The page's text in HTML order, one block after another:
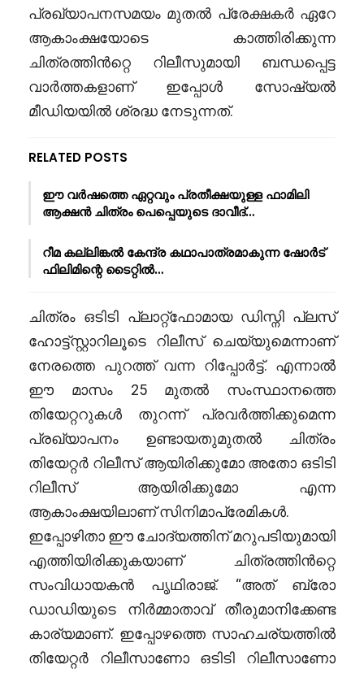
പ്രഖ്യാപനസമയം മുതൽ പ്രേക്ഷകർ ഏറേ
ആകാംക്ഷയോടെ കാത്തിരിക്കുന്ന
ചിത്രത്തിൻറ്റെ റിലീസുമായി ബന്ധപ്പെട്ട
വാർത്തകളാണ് ഇപ്പോൾ സോഷ്യൽ
മീഡിയയിൽ ശ്രദ്ധ നേടുന്നത്.
RELATED POSTS
ഈ വർഷത്തെ ഏറ്റവും പ്രതീക്ഷയുള്ള ഫാമിലി
ആക്ഷൻ ചിത്രം പെപ്പെയുടെ ദാവീദ്…
റീമ കല്ലിങ്കൽ കേന്ദ്ര കഥാപാത്രമാകുന്ന ഷോർട്
ഫിലിമിന്റെ ടൈറ്റിൽ…
ചിത്രം ഒടിടി പ്ലാറ്റ്ഫോമായ ഡിസ്നി പ്ലസ്
ഹോട്ട്സ്റ്റാറിലൂടെ റിലീസ് ചെയ്യുമെന്നാണ്
നേരത്തെ പുറത്ത് വന്ന റിപ്പോർട്ട്. എന്നാൽ
ഈ മാസം 25 മുതൽ സംസ്ഥാനത്തെ
തിയേറ്ററുകൾ തുറന്ന് പ്രവർത്തിക്കുമെന്ന
പ്രഖ്യാപനം ഉണ്ടായതുമുതൽ ചിത്രം
തിയേറ്റർ റിലീസ് ആയിരിക്കുമോ അതോ ഒടിടി
റിലീസ് ആയിരിക്കുമോ എന്ന
ആകാംക്ഷയിലാണ് സിനിമാപ്രേമികൾ.
ഇപ്പോഴിതാ ഈ ചോദ്യത്തിന് മറുപടിയുമായി
എത്തിയിരിക്കുകയാണ് ചിത്രത്തിൻറ്റെ
സംവിധായകൻ പൃഥിരാജ്. “അത് ബ്രോ
ഡാഡിയുടെ നിർമ്മാതാവ് തീരുമാനിക്കേണ്ട
കാര്യമാണ്. ഇപ്പോഴത്തെ സാഹചര്യത്തിൽ
തിയേറ്റർ റിലീസാണോ ഒടിടി റിലീസാണോ